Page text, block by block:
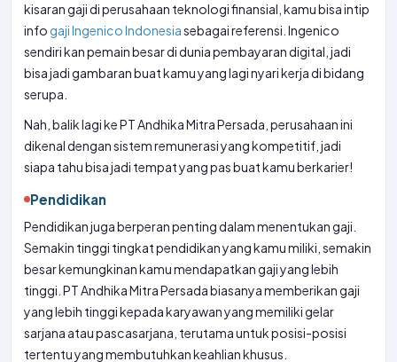
kisaran gaji di perusahaan teknologi finansial, kamu bisa intip
info gaji Ingenico Indonesiasebagai referensi. Ingenico
sendiri kan pemain besar di dunia pembayaran digital, jadi
bisa jadi gambaran buat kamu yang lagi nyari kerja di bidang
serupa.
Nah, balik lagi ke PT Andhika Mitra Persada, perusahaan ini
dikenal dengan sistem remunerasi yang kompetitif, jadi
siapa tahu bisa jadi tempat yang pas buat kamu berkarier!
Pendidikan
Pendidikan juga berperan penting dalam menentukan gaji.
Semakin tinggi tingkat pendidikan yang kamu miliki, semakin
besar kemungkinan kamu mendapatkan gaji yang lebih
tinggi. PT Andhika Mitra Persada biasanya memberikan gaji
yang lebih tinggi kepada karyawan yang memiliki gelar
sarjana atau pascasarjana, terutama untuk posisi-posisi
tertentu yang membutuhkan keahlian khusus.